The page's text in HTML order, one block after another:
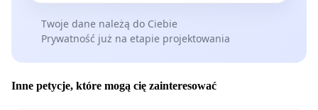
Twoje dane należą do Ciebie
Prywatność już na etapie projektowania
Inne petycje, które mogą cię zainteresować